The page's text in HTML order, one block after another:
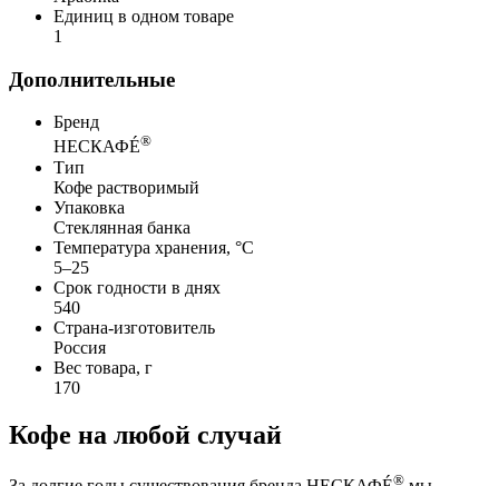
Единиц в одном товаре
1
Дополнительные
Бренд
НЕСКАФÉ®
Тип
Кофе растворимый
Упаковка
Стеклянная банка
Температура хранения, °C
5–25
Срок годности в днях
540
Страна-изготовитель
Россия
Вес товара, г
170
Кофе на любой случай
®